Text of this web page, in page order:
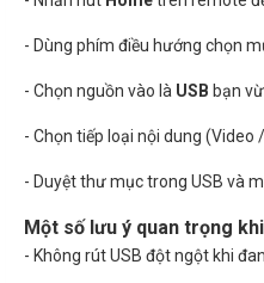
- Dùng phím điều hướng chọn
- Chọn nguồn vào là USB bạn
- Chọn tiếp loại nội dung (Video
- Duyệt thư mục trong USB và
Một số lưu ý quan trọng
- Không rút USB đột ngột khi